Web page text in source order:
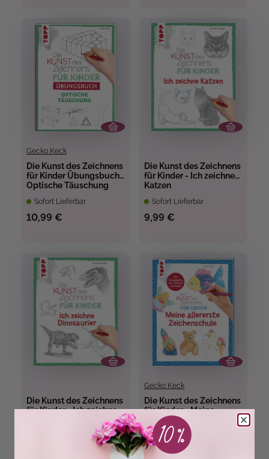
Gecko Keck
Die Kunst des Zeichnens
für Kinder Übungsbuch -
Optische Täuschung
Sofort Lieferbar
10,99 €
Die Kunst des Zeichnens
für Kinder - Ich zeichne
Katzen
Sofort Lieferbar
9,99 €
Die Kunst des Zeichnens
für Kinder - Ich zeichne
Gecko Keck
Die Kunst des Zeichnens
für Kinder - Meine
allererste Zeichenschule
Sofort Lieferbar
14,99 €